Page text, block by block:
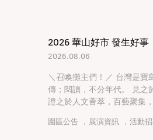
2026.08.06
＼召喚攤主們！／ 台灣是
傳；閱讀，不分年代。 見之
證之於人文薈萃，百藝聚集
園區公告 , 展演資訊 , 活動